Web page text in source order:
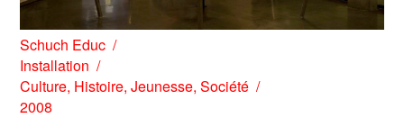
Schuch Educ
Installation
Culture, Histoire,Jeunesse,Société
2008